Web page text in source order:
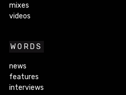
mixes
videos
WORDS
news
features
interviews